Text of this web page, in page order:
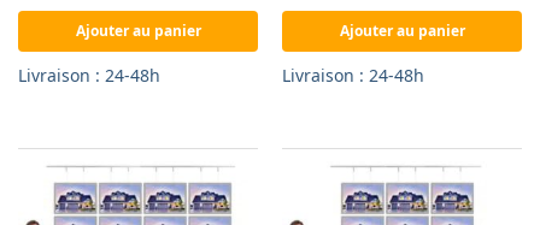
Ajouter au panier
Livraison : 24-48h
Ajouter au panier
Livraison : 24-48h